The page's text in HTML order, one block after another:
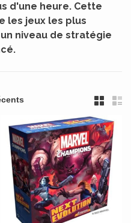
d'une heure. Cette
les jeux les plus
niveau de stratégie